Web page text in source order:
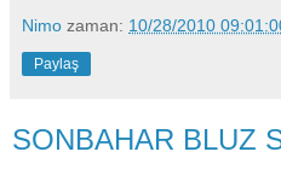
Nimo zaman: 10/28/2010
Paylaş
SONBAHAR BLUZ